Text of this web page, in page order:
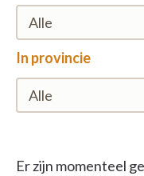
In provincie
Er zijn momenteel